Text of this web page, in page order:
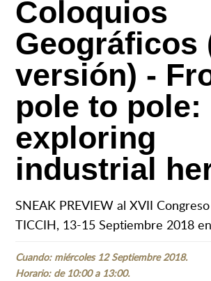
Coloquios
Geográficos
versión) -
pole to pole:
exploring
industrial
SNEAK PREVIEW al XVII
TICCIH, 13-15 Septiembre 2018
Cuando: miércoles 12 Septiembre 2018.
Horario: de 10:00 a 13:00.